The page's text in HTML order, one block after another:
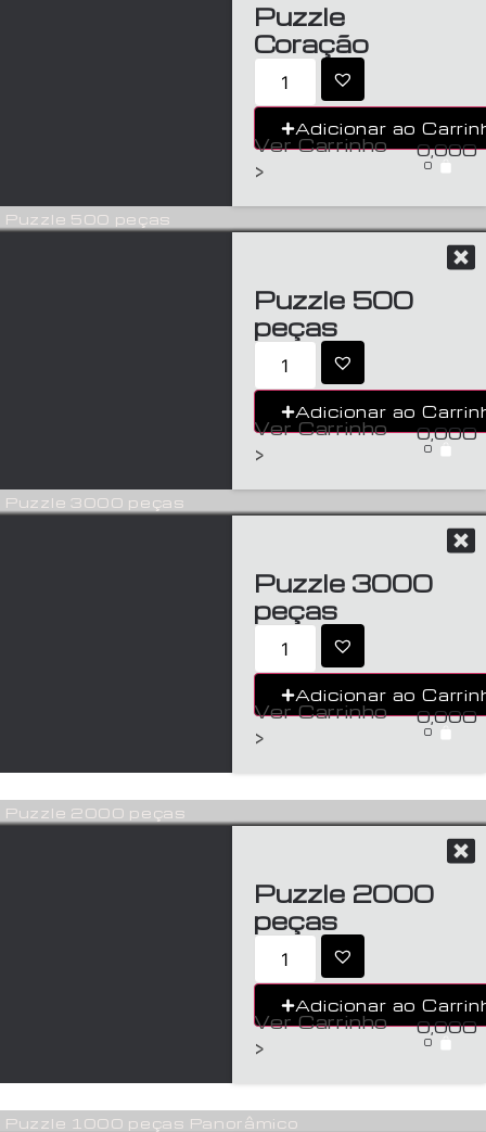
Puzzle
Coração
Adicionar ao
Ver Carrinho
>
0,00€
0
Puzzle 500 peças
Puzzle 500
peças
Adicionar ao
Ver Carrinho
>
0,00€
0
Puzzle 3000 peças
Puzzle 3000
peças
Adicionar ao
Ver Carrinho
>
0,00€
0
Puzzle 2000 peças
Puzzle 2000
peças
Adicionar ao
Ver Carrinho
>
0,00€
0
Puzzle 1000 peças Panorâmico